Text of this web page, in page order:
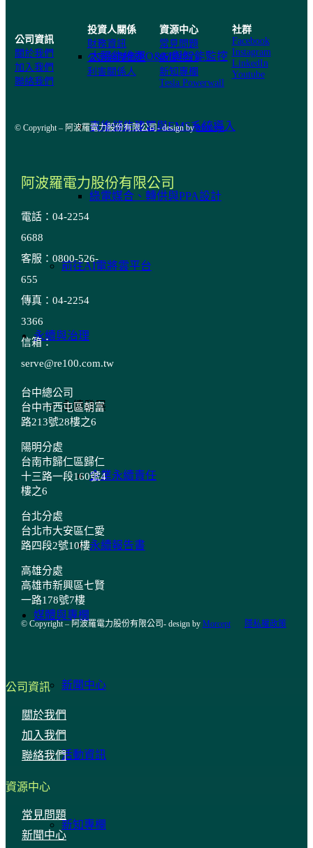
太陽能維運O&M與智能監控
表後儲能建置與EMS系統導入
綠電媒合、轉供與PPA設計
前往AI電將雲平台
永續與治理
永續發展
企業永續責任
永續報告書
媒體與專欄
新聞中心
活動資訊
新知專欄
公司資訊
關於我們
加入我們
聯絡我們
投資人關係
財務資訊
公司治理情形
利害關係人
資源中心
常見問題
新聞中心
新知專欄
Tesla Powerwall
社群
Facebook
Instagram
LinkedIn
Youtube
© Copyright – 阿波羅電力股份有限公司- design byMorcept
阿波羅電力股份有限公司
電話：04-2254
6688
客服：0800-526-
655
傳真：04-2254
3366
信箱：
serve@re100.com.tw
台中總公司
台中市西屯區朝富
路213號28樓之6
陽明分處
台南市歸仁區歸仁
十三路一段160號4
樓之6
台北分處
台北市大安區仁愛
路四段2號10樓
高雄分處
高雄市新興區七賢
一路178號7樓
© Copyright – 阿波羅電力股份有限公司- design by Morcept 隱私權政策
公司資訊
關於我們
加入我們
聯絡我們
資源中心
常見問題
新聞中心